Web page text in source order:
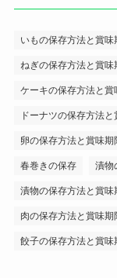
いもの保存方法と賞味
ねぎの保存方法と賞味
ケーキの保存方法と賞
ドーナツの保存方法と
卵の保存方法と賞味期
春巻きの保存 漬物
漬物の保存方法と賞味
肉の保存方法と賞味期
餃子の保存方法と賞味